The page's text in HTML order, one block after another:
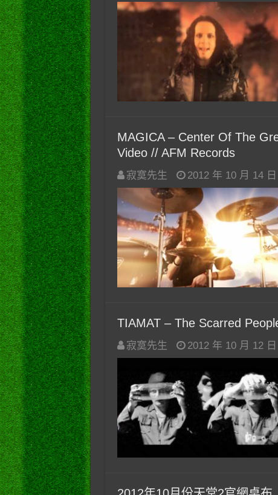
MAGICA – Center Of The
Video // AFM Records
寂寞先生 2012 年 10 月 14 日
TIAMAT – The Scarred
寂寞先生 2012 年 10 月 12 日